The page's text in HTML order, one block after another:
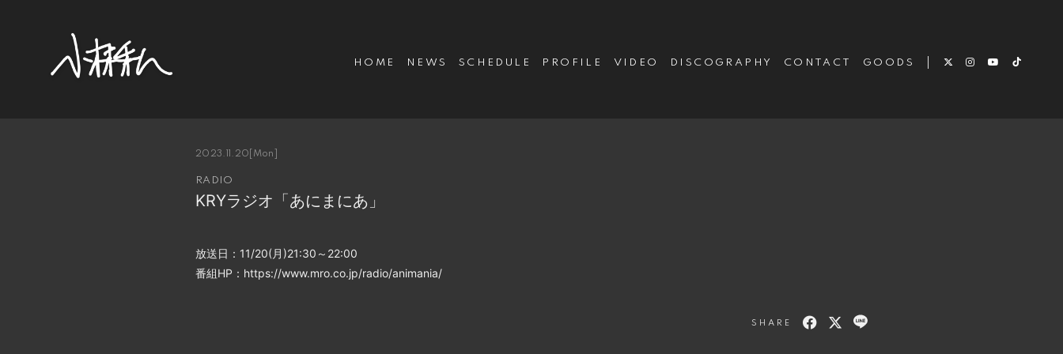
HOME NEWS SCHEDULE PROFILE VIDEO DISCOGRAPHY CONTACT GOODS
2023.11.20 [Mon]
RADIO
KRYラジオ「あにまにあ」
放送日：11/20(月)21:30～22:00
番組HP：https://www.mro.co.jp/radio/animania/
SHARE